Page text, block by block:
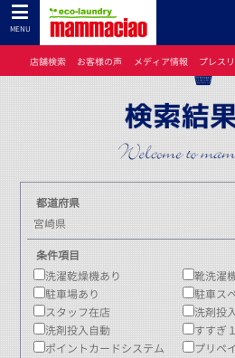
MENU
店舗検索 お客様の声 メディア情報 プレス
コインランドリーのマンマチャオTOP
都道府県
宮崎県
条件項目
洗濯乾燥機あり
靴洗濯
駐車場あり
駐車ス
スタッフ在店
洗剤投
洗剤投入自動
すすぎ
ポイントカードシステム
プリペ